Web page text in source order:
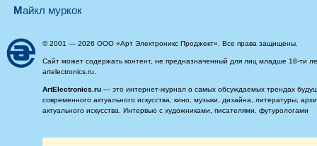
майкл муркок
© 2001 — 2026 ООО «Арт Электроникс Проджект». Все права защищены.
Сайт может содержать контент, не предназначенный для лиц младше 18-ти
artelectronics.ru.
ArtElectronics.ru — это интернет-журнал о самых обсуждаемых трендах
современного актуального искусства, кино, музыки, дизайна, литературы,
актуального искусства. Интервью с художниками, писателями, футурологами